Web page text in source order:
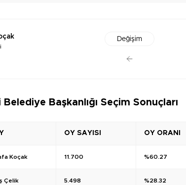
Değişim
Belediye Başkanlığı Seçim Sonuçları
OY SAYISI OY ORANI
Koçak 11.700 %60.27
Çelik 5.498 %28.32